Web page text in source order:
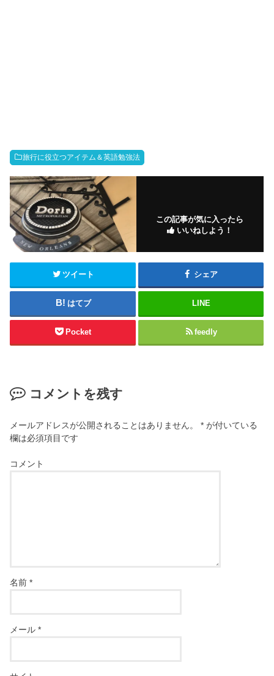
旅行に役立つアイテム＆英語勉強法
この記事が気に入ったら
いいねしよう！
ツイート シェア
はてブ LINE
Pocket feedly
コメントを残す
メールアドレスが公開されることはありません。 * が付いている
欄は必須項目です
コメント
名前*
メール*